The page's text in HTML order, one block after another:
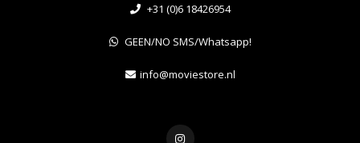
+31 (0)6 18426954
GEEN/NO SMS/Whatsapp!
info@moviestore.nl